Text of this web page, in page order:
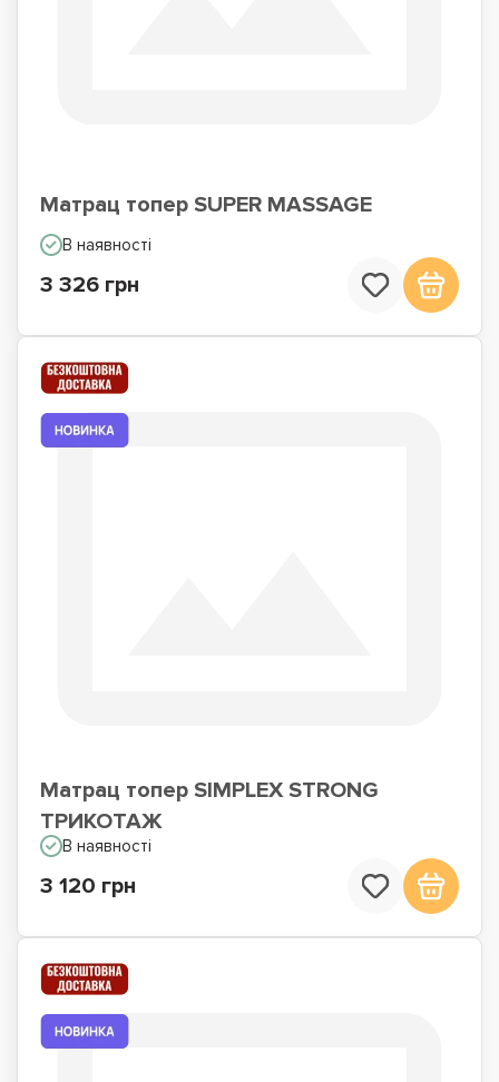
Матрац топер SUPER MASSAGE
В наявності
3 326 грн
Матрац топер SIMPLEX STRONG
ТРИКОТАЖ
В наявності
3 120 грн